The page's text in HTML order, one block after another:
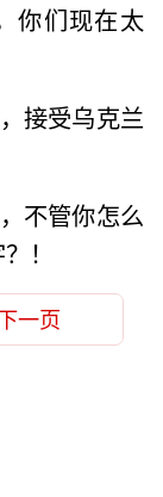
你们现在太
接受乌克兰
不管你怎么
！
一页